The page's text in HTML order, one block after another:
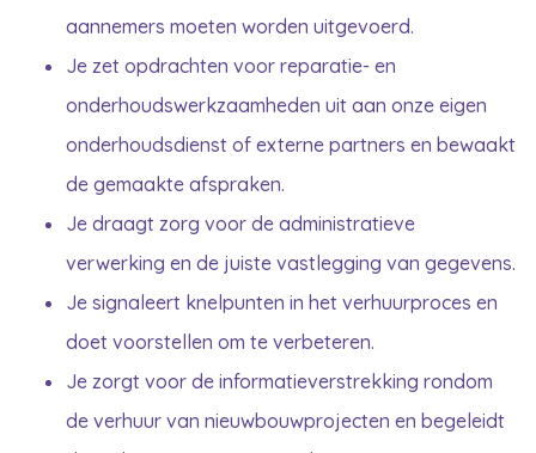
aannemers moeten worden uitgevoerd.
Je zet opdrachten voor reparatie- en
onderhoudswerkzaamheden uit aan onze eigen
onderhoudsdienst of externe partners en bewaakt
de gemaakte afspraken.
Je draagt zorg voor de administratieve
verwerking en de juiste vastlegging van gegevens.
Je signaleert knelpunten in het verhuurproces en
doet voorstellen om te verbeteren.
Je zorgt voor de informatieverstrekking rondom
de verhuur van nieuwbouwprojecten en begeleidt